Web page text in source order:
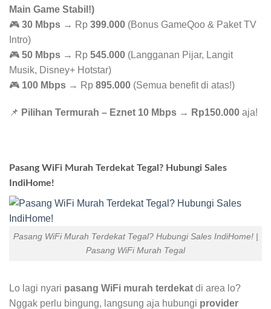
Main Game Stabil!)
🎮 30 Mbps → Rp 399.000 (Bonus GameQoo & Paket TV
Intro)
🎮 50 Mbps → Rp 545.000 (Langganan Pijar, Langit
Musik, Disney+ Hotstar)
🎮 100 Mbps → Rp 895.000 (Semua benefit di atas!)
📌 Pilihan Termurah – Eznet 10 Mbps → Rp150.000 aja!
Pasang WiFi Murah Terdekat Tegal? Hubungi Sales
IndiHome!
Pasang WiFi Murah Terdekat Tegal? Hubungi Sales IndiHome! |
Pasang WiFi Murah Tegal
Lo lagi nyari pasang WiFi murah terdekat di area lo?
Nggak perlu bingung, langsung aja hubungi provider